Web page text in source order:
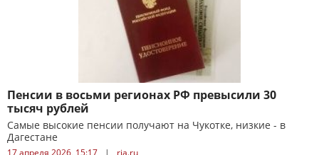
Пенсии в восьми регионах РФ превысили 30
тысяч рублей
Самые высокие пенсии получают на Чукотке, низкие - в
Дагестане
17 апреля 2026, 15:17 |
ria.ru